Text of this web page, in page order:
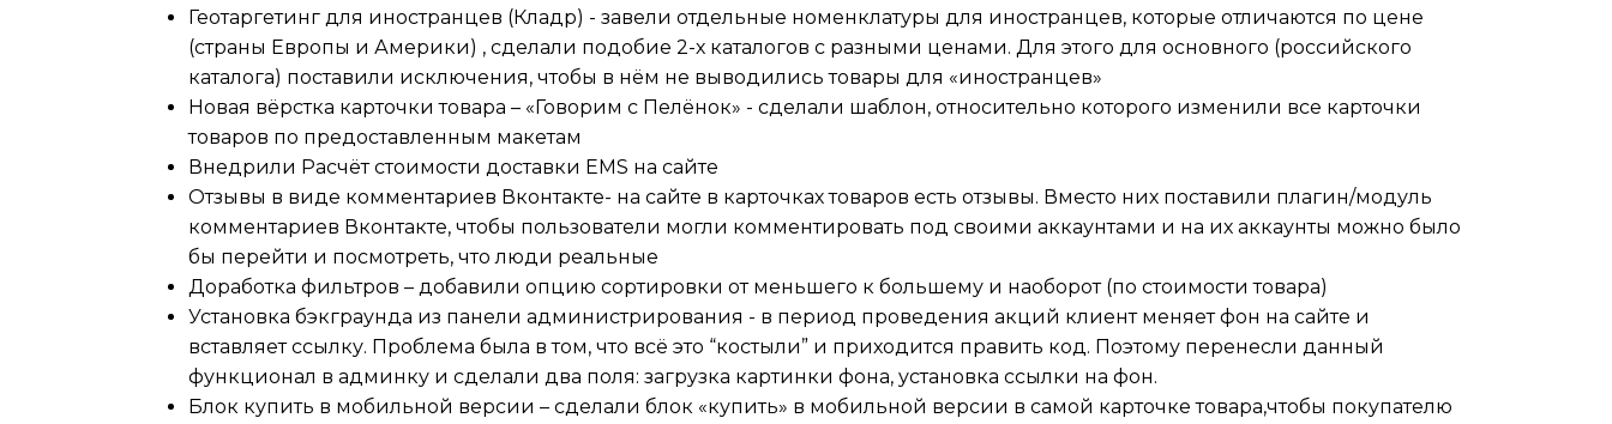
Геотаргетинг для иностранцев (Кладр) - завели отдельные номенклатуры для иностранцев, которые отличаются по цене
(страны Европы и Америки) , сделали подобие 2-х каталогов с разными ценами. Для этого для основного (российского
каталога) поставили исключения, чтобы в нём не выводились товары для «иностранцев»
Новая вёрстка карточки товара – «Говорим с Пелёнок» - сделали шаблон, относительно которого изменили все карточки
товаров по предоставленным макетам
Внедрили Расчёт стоимости доставки EMS на сайте
Отзывы в виде комментариев Вконтакте- на сайте в карточках товаров есть отзывы. Вместо них поставили плагин/модуль
комментариев Вконтакте, чтобы пользователи могли комментировать под своими аккаунтами и на их аккаунты можно было
бы перейти и посмотреть, что люди реальные
Доработка фильтров – добавили опцию сортировки от меньшего к большему и наоборот (по стоимости товара)
Установка бэкграунда из панели администрирования - в период проведения акций клиент меняет фон на сайте и
вставляет ссылку. Проблема была в том, что всё это “костыли” и приходится править код. Поэтому перенесли данный
функционал в админку и сделали два поля: загрузка картинки фона, установка ссылки на фон.
Блок купить в мобильной версии – сделали блок «купить» в мобильной версии в самой карточке товара,чтобы покупателю